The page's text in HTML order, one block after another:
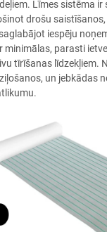
Līmes sistēma ir
drošu
iespēju
minimālas, parasti
tīrīšanas līdzekļiem.
un jebkādas